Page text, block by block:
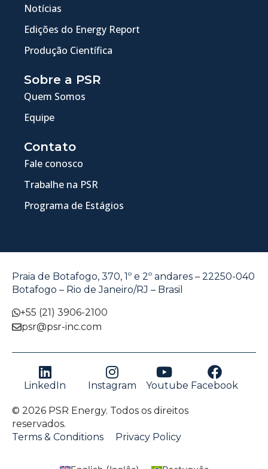
Notícias
Edições do Energy Report
Produção Científica
Sobre a PSR
Quem Somos
Equipe
Contato
Fale conosco
Trabalhe na PSR
Programa de Estágios
Praia de Botafogo, 370, 1º e 2º andares – 22250-040
Botafogo – Rio de Janeiro/RJ – Brasil
+55 (21) 3906-2100
psr@psr-inc.com
LinkedIn Instagram Youtube Facebook
© 2026 PSR Energy. Todos os direitos
reservados.
Terms & Conditions
Privacy Policy